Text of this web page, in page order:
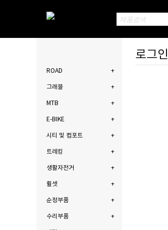
ROAD
그래블
MTB
E-BIKE
시티 및 컴포트
트레킹
생활자전거
휠셋
순정부품
수리부품
로그인